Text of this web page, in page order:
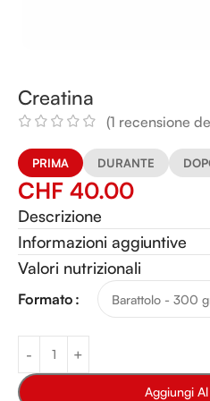
Creatina
(1 recensione
PRIMA DURANTE
CHF 40.00
Descrizione
Informazioni aggiuntive
Valori nutrizionali
Formato
Aggiungi
Alternative: